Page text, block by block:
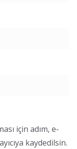
için adım, e-
kaydedilsin.